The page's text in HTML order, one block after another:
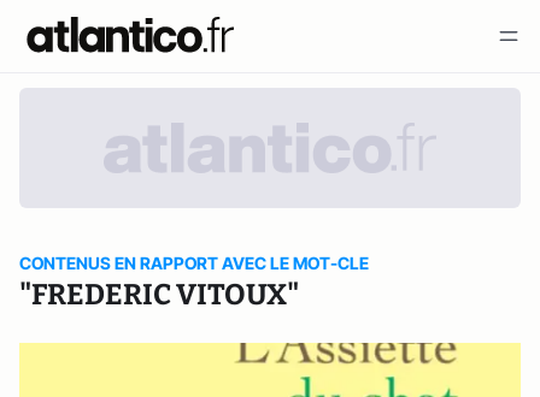
CONTENUS EN RAPPORT AVEC LE MOT-CLE
"FREDERIC VITOUX"